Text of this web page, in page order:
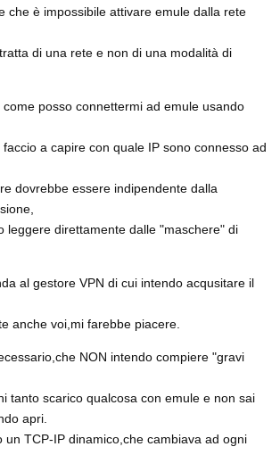
che è impossibile attivare emule dalla rete
di una rete e non di una modalità di
posso connettermi ad emule usando
a capire con quale IP sono connesso ad
dovrebbe essere indipendente dalla
leggere direttamente dalle "maschere" di
al gestore VPN di cui intendo acqusitare il
anche voi,mi farebbe piacere.
NON intendo compiere "gravi
tanto scarico qualcosa con emule e non sai
apri.
un TCP-IP dinamico,che cambiava ad ogni